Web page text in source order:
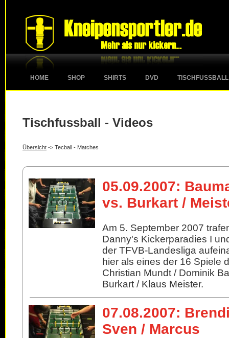
HOME SHOP SHIRTS DVD TISCHFUSSBALL
Tischfussball - Videos
Übersicht -> Tecball - Matches
05.09.2007:
vs. Burkart /
Am 5. September 2007
Danny's Kickerparadies I
der TFVB-Landesliga
hier als eines der 16 Spiele
Christian Mundt / Dominik
Burkart / Klaus Meister.
07.08.2007:
Sven / Marcus